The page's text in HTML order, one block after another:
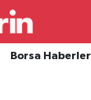
Borsa